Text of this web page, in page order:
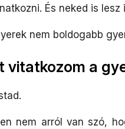
És neked is
nem boldogabb
vitatkozom a
nem arról van szó,